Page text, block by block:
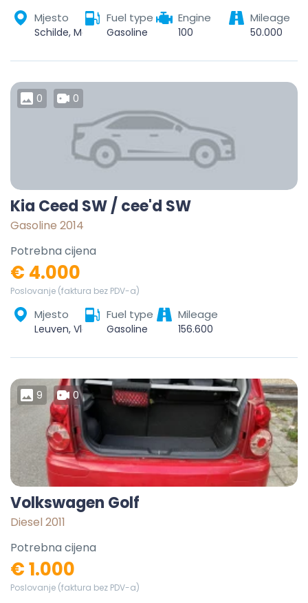
Mjesto Fuel type
Gasoline
Engine
100
Mileage
50.000
0 0
Kia Ceed SW / cee'd SW
Gasoline 2014
Potrebna cijena
€ 4.000
Poslovanje (faktura bez PDV-a)
Mjesto Fuel type
Gasoline
Mileage
156.600
9 0
Volkswagen Golf
Diesel 2011
Potrebna cijena
€ 1.000
Poslovanje (faktura bez PDV-a)